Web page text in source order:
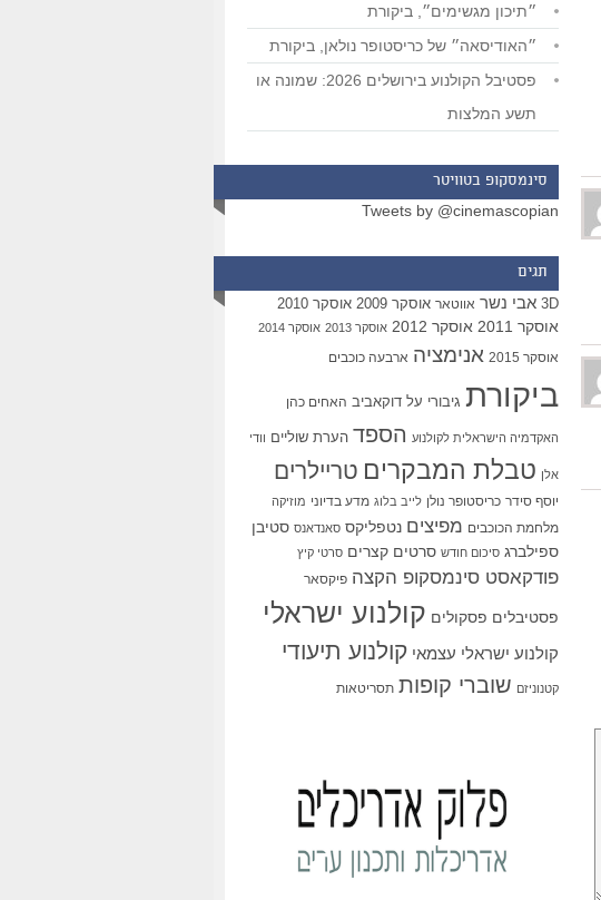
״תיכון מגשימים״, ביקורת
״האודיסאה״ של כריסטופר נולאן, ביקורת
פסטיבל הקולנוע בירושלים 2026: שמונה או
תשע המלצות
סינמסקופ בטוויטר
Tweets by @cinemascopian
תגים
3D אבי נשר אווטאר אוסקר 2009 אוסקר 2010
אוסקר 2011 אוסקר 2012 אוסקר 2013 אוסקר 2014
אוסקר 2015 אנימציה ארבעה כוכבים
ביקורת גיבורי על דוקאביב האחים כהן
האקדמיה הישראלית לקולנוע הספד הערת שוליים וודי
אלן טבלת המבקרים טריילרים
יוסף סידר כריסטופר נולן לייב בלוג מדע בדיוני מוזיקה
מלחמת הכוכבים מפיצים נטפליקס סאנדאנס סטיבן
ספילברג סיכום חודש סרטים קצרים סרטי קיץ
פודקאסט סינמסקופ הקצה פיקסאר
פסטיבלים פסקולים קולנוע ישראלי
קולנוע ישראלי עצמאי קולנוע תיעודי
קטנוניזם שוברי קופות תסריטאות